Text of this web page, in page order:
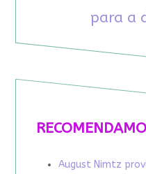
para a
August Nimtz